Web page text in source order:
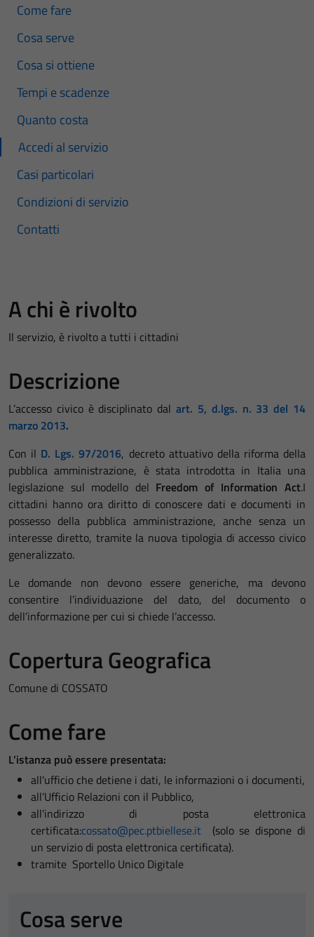
Come fare
Cosa serve
Cosa si ottiene
Tempi e scadenze
Quanto costa
Accedi al servizio
Casi particolari
Condizioni di servizio
Contatti
A chi è rivolto
Il servizio, è rivolto a tutti i cittadini
Descrizione
L’accesso civico è disciplinato dalart. 5, d.lgs. n. 33 del 14
marzo 2013.
Con il D. Lgs. 97/2016, decreto attuativo della riforma della
pubblica amministrazione, è stata introdotta in Italia una
legislazione sul modello del Freedom of Information Act.I
cittadini hanno ora diritto di conoscere dati e documenti in
possesso della pubblica amministrazione, anche senza un
interesse diretto, tramite la nuova tipologia di accesso civico
generalizzato.
Le domande non devono essere generiche, ma devono
consentire l’individuazione del dato, del documento o
dell’informazione per cui si chiede l’accesso.
Copertura Geografica
Comune di COSSATO
Come fare
L’istanza può essere presentata:
all'ufficio che detiene i dati, le informazioni o i documenti,
all’Ufficio Relazioni con il Pubblico,
all'indirizzo di posta elettronica
certificata:cossato@pec.ptbiellese.it (solo se dispone di
un servizio di posta elettronica certificata).
tramite Sportello Unico Digitale
Cosa serve